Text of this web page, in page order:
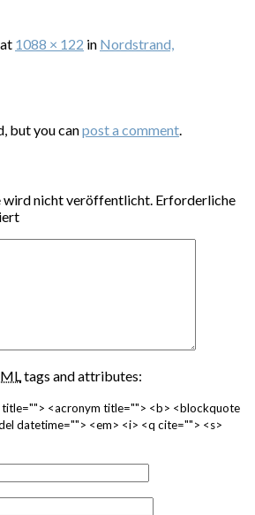
at 1088 × 122 in Nordstrand,
but you canpost a comment.
wird nicht veröffentlicht. Erforderliche
tags and attributes:
<acronym title=""> <b> <blockquote
datetime=""> <em> <i> <q cite=""> <s>